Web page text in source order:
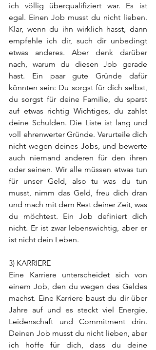
ich völlig überqualifiziert war. Es ist
egal. Einen Job musst du nicht lieben.
Klar, wenn du ihn wirklich hasst, dann
empfehle ich dir, such dir unbedingt
etwas anderes. Aber denk darüber
nach, warum du diesen Job gerade
hast. Ein paar gute Gründe dafür
könnten sein: Du sorgst für dich selbst,
du sorgst für deine Familie, du sparst
auf etwas richtig Wichtiges, du zahlst
deine Schulden. Die Liste ist lang und
voll ehrenwerter Gründe. Verurteile dich
nicht wegen deines Jobs, und bewerte
auch niemand anderen für den ihren
oder seinen. Wir alle müssen etwas tun
für unser Geld, also tu was du tun
musst, nimm das Geld, freu dich dran
und mach mit dem Rest deiner Zeit, was
du möchtest. Ein Job definiert dich
nicht. Er ist zwar lebenswichtig, aber er
ist nicht dein Leben.
3) KARRIERE
Eine Karriere unterscheidet sich von
einem Job, den du wegen des Geldes
machst. Eine Karriere baust du dir über
Jahre auf und es steckt viel Energie,
Leidenschaft und Commitment drin.
Deinen Job musst du nicht lieben, aber
ich hoffe für dich, dass du deine